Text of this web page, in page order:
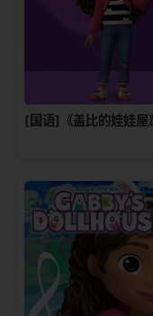
[国语]《盖比的娃娃